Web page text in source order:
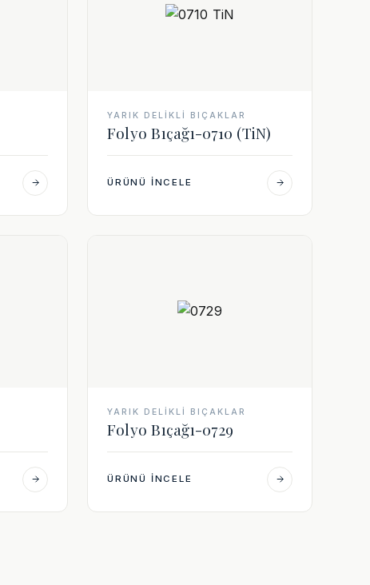
YARIK DELIKLI BIÇAKLAR
Folyo Bıçağı-0710 (TiN)
ÜRÜNÜ İNCELE
YARIK DELIKLI BIÇAKLAR
Folyo Bıçağı-0729
ÜRÜNÜ İNCELE